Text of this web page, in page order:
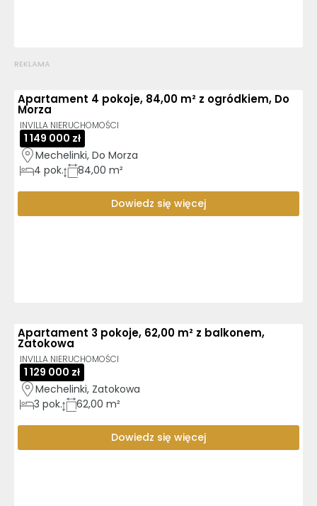
REKLAMA
Apartament 4 pokoje, 84,00 m² z ogródkiem, Do
Morza
INVILLA NIERUCHOMOŚCI
1 149 000 zł
Mechelinki, Do Morza
4 pok. 84,00 m²
Dowiedz się więcej
Apartament 3 pokoje, 62,00 m² z balkonem,
Zatokowa
INVILLA NIERUCHOMOŚCI
1 129 000 zł
Mechelinki, Zatokowa
3 pok. 62,00 m²
Dowiedz się więcej